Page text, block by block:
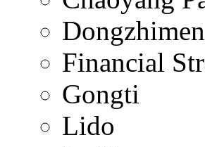
Dongzhimen
Financial
Gongti
Lido